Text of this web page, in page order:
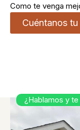
Como te venga
Cuéntanos tu
¿Hablamos y